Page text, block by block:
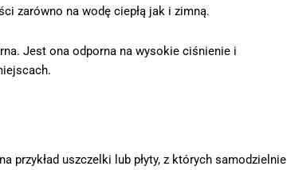
zarówno na wodę ciepłą jak i zimną.
Jest ona odporna na wysokie ciśnienie i
przykład uszczelki lub płyty, z których samodzielnie